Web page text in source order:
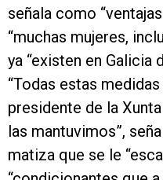
señala como
“muchas mujeres,
ya “existen en Galicia
“Todas estas
presidente de la
las mantuvimos”,
matiza que se le